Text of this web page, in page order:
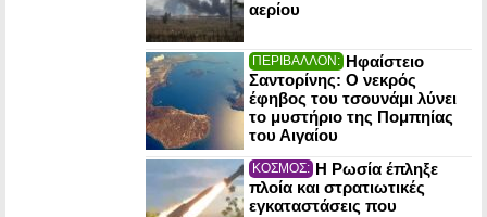
αερίου
ΠΕΡΙΒΑΛΛΟΝ: Ηφαίστειο
Σαντορίνης: Ο νεκρός
έφηβος του τσουνάμι λύνει
το μυστήριο της Πομπηίας
του Αιγαίου
ΚΟΣΜΟΣ: Η Ρωσία έπληξε
πλοία και στρατιωτικές
εγκαταστάσεις που